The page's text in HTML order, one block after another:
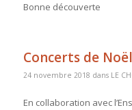
Bonne découverte
Concerts de
24 novembre 2018 dans LE
En collaboration avec